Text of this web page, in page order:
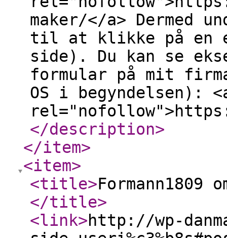
maker/</a> Dermed
til at klikke på en
side). Du kan se
formular på mit
OS i begyndelsen):
</description>
</item>
<item>
<title>
</title>
<link>http://wp-